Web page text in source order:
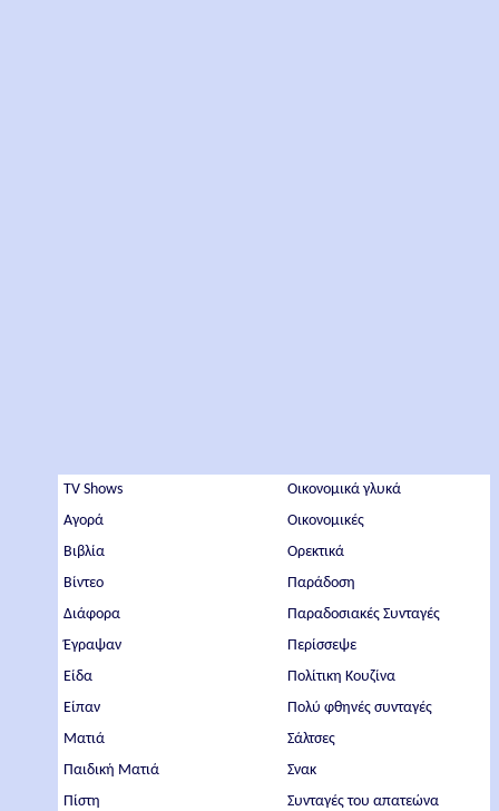
TV Shows
Αγορά
Βιβλία
Βίντεο
Διάφορα
Έγραψαν
Είδα
Είπαν
Ματιά
Παιδική Ματιά
Πίστη
Οικονομικά γλυκά
Οικονομικές
Ορεκτικά
Παράδοση
Παραδοσιακές Συνταγές
Περίσσεψε
Πολίτικη Κουζίνα
Πολύ φθηνές συνταγές
Σάλτσες
Σνακ
Συνταγές του απατεώνα